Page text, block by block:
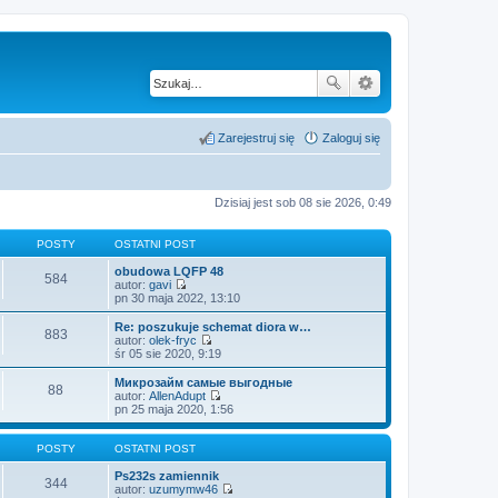
Zaloguj się
Zarejestruj się
Dzisiaj jest sob 08 sie 2026, 0:49
POSTY OSTATNI POST
584
obudowa LQFP 48
autor: gavi
W
y
ś
w
i
e
l
n
a
j
n
o
s
z
pn 30 maja 2022, 13:10
883
Re: poszukuje schemat diora w…
autor: olek-fryc
W
y
ś
w
i
e
t
a
j
śr 05 sie 2020, 9:19
88
Микрозайм самые выгодные
autor: AllenAdupt
W
y
ś
i
t
pn 25 maja 2020, 1:56
POSTY OSTATNI POST
344
Ps232s zamiennik
autor: uzumymw46